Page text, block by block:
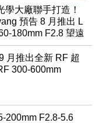
學大廠聯手打造！
預告 8 月推出 L
180mm F2.8 望遠
月推出全新 RF 超
300-600mm
200mm F2.8-5.6